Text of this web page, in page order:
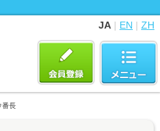
JA | EN | ZH
番長